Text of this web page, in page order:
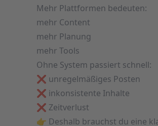
Mehr Plattformen bedeuten:
mehr Content
mehr Planung
mehr Tools
Ohne System passiert schnell:
❌ unregelmäßiges Posten
❌ inkonsistente Inhalte
❌ Zeitverlust
👉 Deshalb brauchst du eine